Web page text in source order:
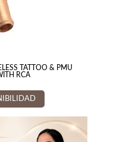
TATTOO & PMU
RCA